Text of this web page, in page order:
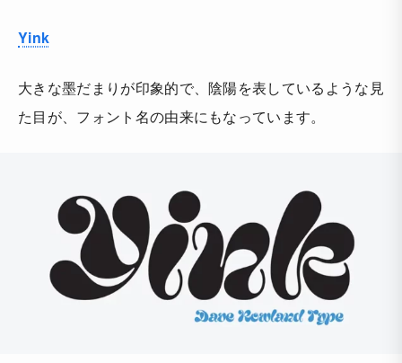
Yink
大きな墨だまりが印象的で、陰陽を表しているような見
た目が、フォント名の由来にもなっています。